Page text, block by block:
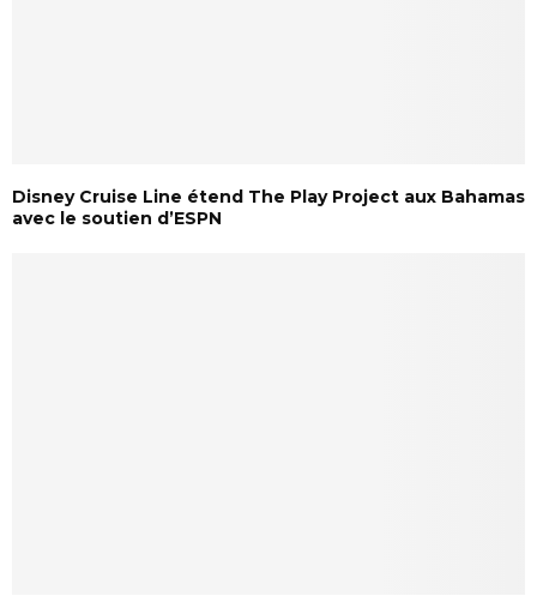
Disney Cruise Line étend The Play Project aux Bahamas
avec le soutien d’ESPN